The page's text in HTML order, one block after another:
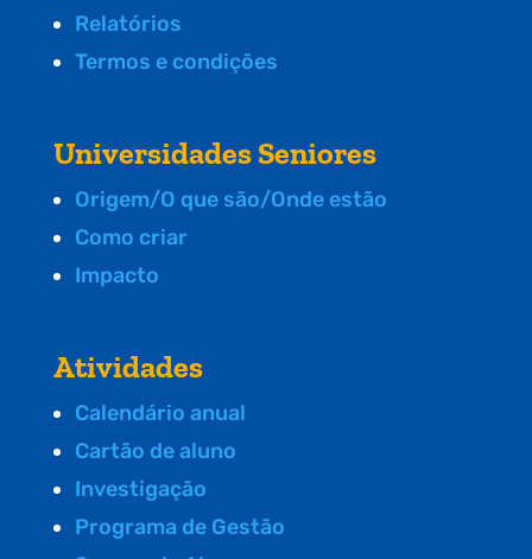
Relatórios
Termos e condições
Universidades Seniores
Origem/O que são/Onde estão
Como criar
Impacto
Atividades
Calendário anual
Cartão de aluno
Investigação
Programa de Gestão